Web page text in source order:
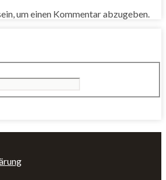
um einen Kommentar abzugeben.